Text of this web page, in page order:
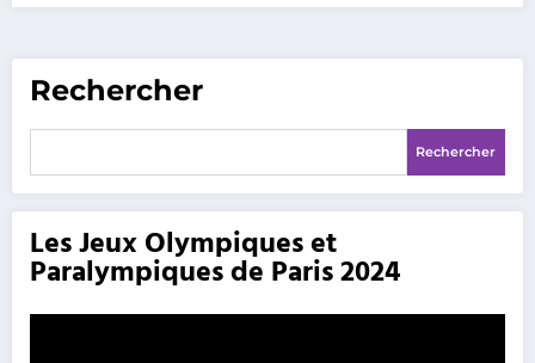
Rechercher
Rechercher
Les Jeux Olympiques et
Paralympiques de Paris 2024